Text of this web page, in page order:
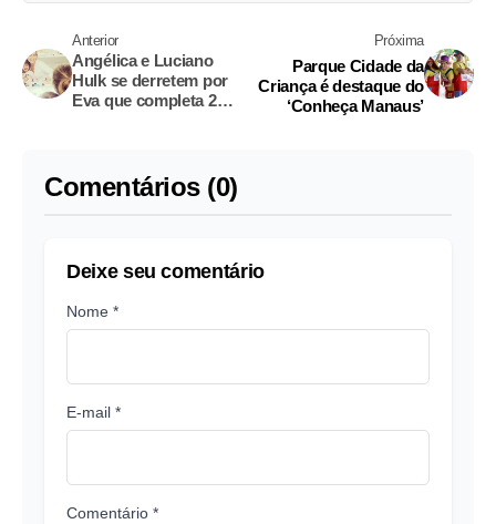
Anterior
Angélica e Luciano
Hulk se derretem por
Eva que completa 2
Próxima
Parque Cidade da
Criança é destaque do
‘Conheça Manaus’
Comentários (0)
Deixe seu comentário
Nome *
E-mail *
Comentário *